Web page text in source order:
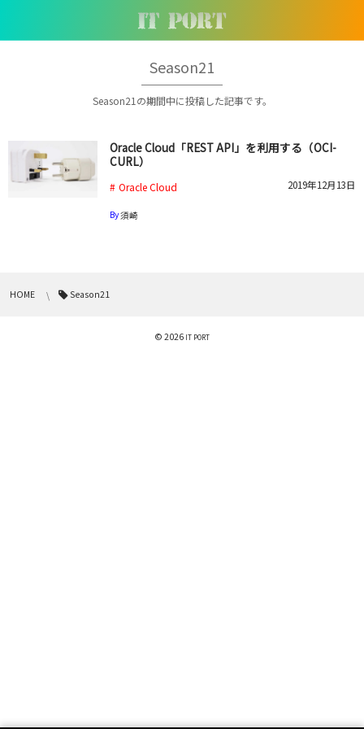
Season21
Season21の期間中に投稿した記事です。
Oracle Cloud「REST API」を利用する（OCI-
CURL）
Oracle Cloud 2019年12月13日
By須崎
HOME Season21
© 2026 IT PORT